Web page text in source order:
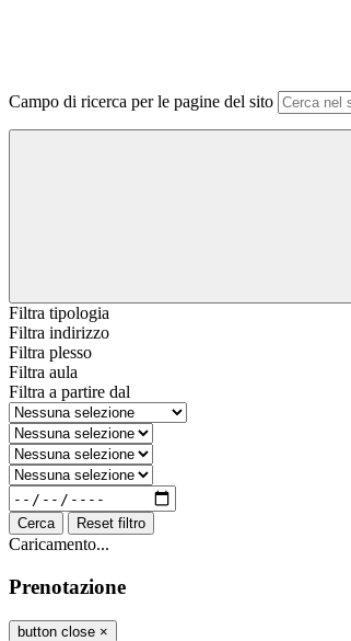
Campo di ricerca per le pagine del sito
Filtra tipologia
Filtra indirizzo
Filtra plesso
Filtra aula
Filtra a partire dal
Cerca Reset filtro
Caricamento...
Prenotazione
button close ×